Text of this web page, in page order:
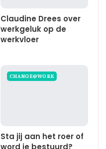
Claudine Drees over
werkgeluk op de
werkvloer
CHANGE@WORK
Sta jij aan het roer of